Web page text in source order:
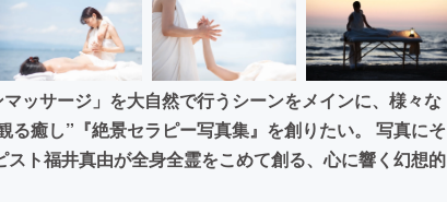
ッサージ」を大自然で行うシーンをメインに、様々な
る癒し”『絶景セラピー写真集』を創りたい。 写真にそ
ト福井真由が全身全霊をこめて創る、心に響く幻想的